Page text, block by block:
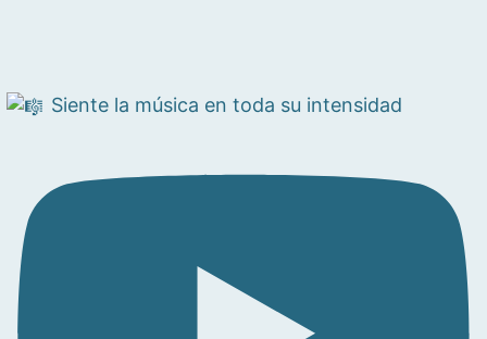
Siente la música en toda su intensidad